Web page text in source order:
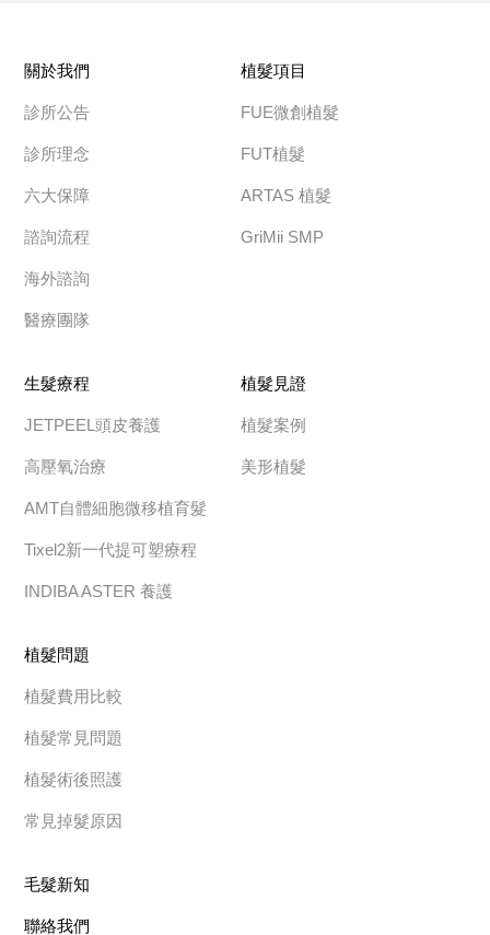
關於我們
診所公告
診所理念
六大保障
諮詢流程
海外諮詢
醫療團隊
植髮項目
FUE微創植髮
FUT植髮
ARTAS 植髮
GriMii SMP
生髮療程
JETPEEL頭皮養護
高壓氧治療
AMT自體細胞微移植育髮
Tixel2新一代提可塑療程
INDIBA ASTER 養護
植髮見證
植髮案例
美形植髮
植髮問題
植髮費用比較
植髮常見問題
植髮術後照護
常見掉髮原因
毛髮新知
聯絡我們